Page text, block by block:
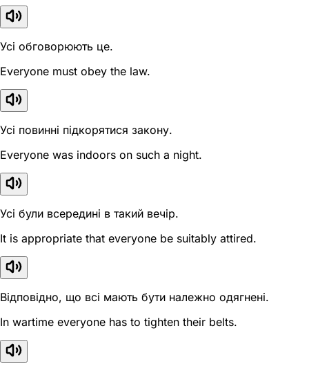
Усі обговорюють це.
Everyone must obey the law.
Усі повинні підкорятися закону.
Everyone was indoors on such a night.
Усі були всередині в такий вечір.
It is appropriate that everyone be suitably attired.
Відповідно, що всі мають бути належно одягнені.
In wartime everyone has to tighten their belts.